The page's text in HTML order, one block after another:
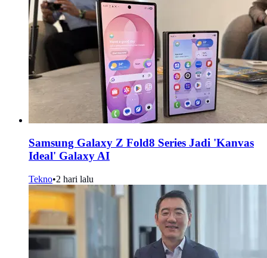
Samsung Galaxy Z Fold8 Series Jadi 'Kanvas
Ideal' Galaxy AI
Tekno•2 hari lalu